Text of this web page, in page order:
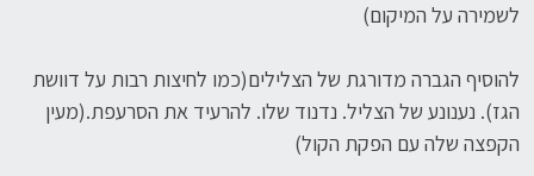
לשמירה על המיקום)
להוסיף הגברה מדורגת של הצלילים(כמו לחיצות רבות על דוושת
הגז). נענונע של הצליל. נדנוד שלו. להרעיד את הסרעפת.(מעין
הקפצה שלה עם הפקת הקול)